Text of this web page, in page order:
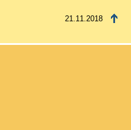
21.11.2018